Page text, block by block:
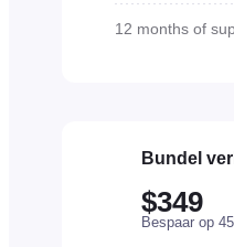
Bundel
$349
Bespaar op
12 months of